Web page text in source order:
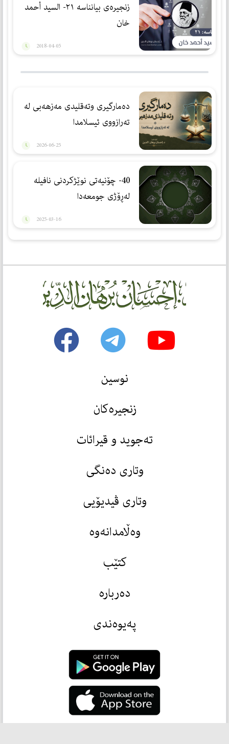
زنجیرەی بیانناسە ٢١- السید أحمد
خان
2018-04-05
دەمارگیری وتەقلیدی مەزهەبی لە
تەرازووی ئیسلامدا
2026-06-25
40- چۆنیەتی نوێژكردنی نافیلە
لەڕۆژی جومعەدا
2025-03-16
نوسین
زنجیرەکان
تەجوید و قیرائات
وتاری دەنگی
وتاری ڤیدیۆیی
وەڵامدانەوە
کتێب
دەربارە
پەیوەندی